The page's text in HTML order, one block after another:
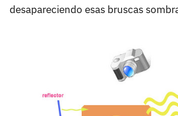
desapareciendo esas bruscas